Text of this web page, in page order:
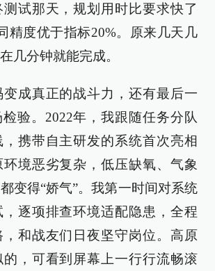
试那天，规划用时比要求快了
精度优于指标20%。原来几天几
几分钟就能完成。
成真正的战斗力，还有最后一
验。2022年，我跟随任务分队
携带自主研发的系统首次亮相
境恶劣复杂，低压缺氧、气象
变得“娇气”。我第一时间对系统
逐项排查环境适配隐患，全程
，和战友们日夜坚守岗位。高原
，可看到屏幕上一行行流畅滚